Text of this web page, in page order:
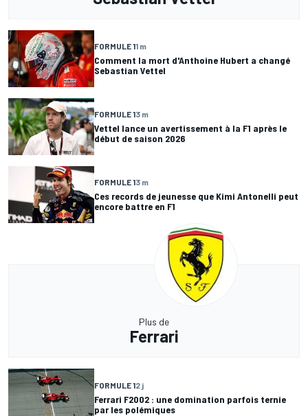
FORMULE 11 m
Comment la mort d'Anthoine Hubert a changé
Sebastian Vettel
FORMULE 13 m
Vettel lance un avertissement à la F1 après le
début de saison 2026
FORMULE 13 m
Ces records de jeunesse que Kimi Antonelli peut
encore battre en F1
Plus de
Ferrari
FORMULE 12 j
Ferrari F2002 : une domination parfois ternie
par les polémiques